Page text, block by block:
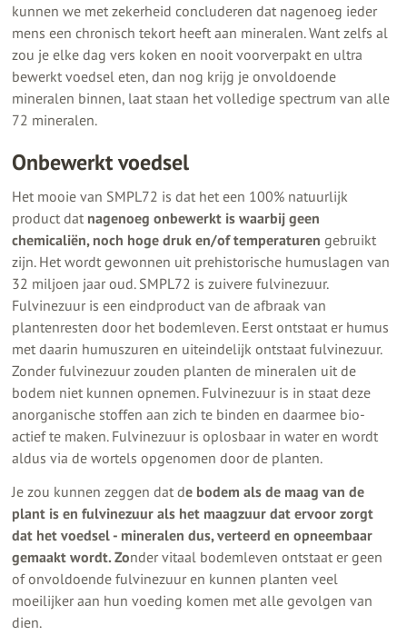
kunnen we met zekerheid concluderen dat nagenoeg ieder
mens een chronisch tekort heeft aan mineralen. Want zelfs al
zou je elke dag vers koken en nooit voorverpakt en ultra
bewerkt voedsel eten, dan nog krijg je onvoldoende
mineralen binnen, laat staan het volledige spectrum van alle
72 mineralen.
Onbewerkt voedsel
Het mooie van SMPL72 is dat het een 100% natuurlijk
product dat nagenoeg onbewerkt is waarbij geen
chemicaliën, noch hoge druk en/of temperaturengebruikt
zijn. Het wordt gewonnen uit prehistorische humuslagen van
32 miljoen jaar oud. SMPL72 is zuivere fulvinezuur.
Fulvinezuur is een eindproduct van de afbraak van
plantenresten door het bodemleven. Eerst ontstaat er humus
met daarin humuszuren en uiteindelijk ontstaat fulvinezuur.
Zonder fulvinezuur zouden planten de mineralen uit de
bodem niet kunnen opnemen. Fulvinezuur is in staat deze
anorganische stoffen aan zich te binden en daarmee bio-
actief te maken. Fulvinezuur is oplosbaar in water en wordt
aldus via de wortels opgenomen door de planten.
Je zou kunnen zeggen dat de bodem als de maag van de
plant is en fulvinezuur als het maagzuur dat ervoor zorgt
dat het voedsel - mineralen dus, verteerd en opneembaar
gemaakt wordt. Zonder vitaal bodemleven ontstaat er geen
of onvoldoende fulvinezuur en kunnen planten veel
moeilijker aan hun voeding komen met alle gevolgen van
dien.